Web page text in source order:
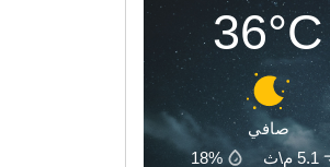
36°C
صافي
5.1 م\ث
18%